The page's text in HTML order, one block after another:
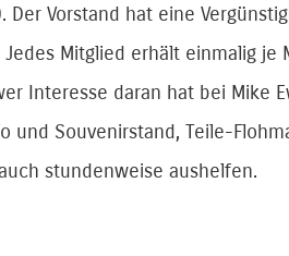
Der Vorstand hat eine
Mitglied erhält einmalig
Interesse daran hat bei Mike
und Souvenirstand, Teile-
stundenweise aushelfen.